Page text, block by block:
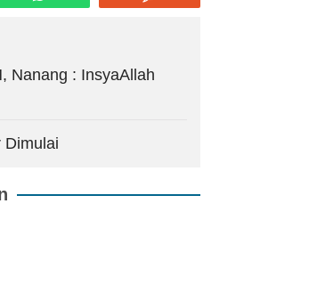
Nanang : InsyaAllah
Dimulai